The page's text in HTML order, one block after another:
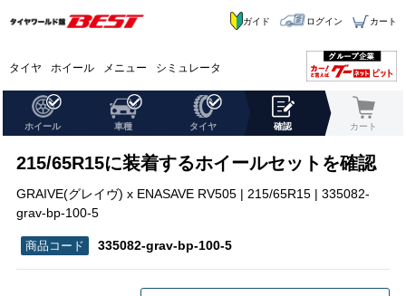
タイヤ ホイール メニュー シミュレータ
ガイド ログイン カート
ホイール 車種 タイヤ 確認 カート
215/65R15に装着するホイールセットを確認
GRAIVE(グレイヴ) x ENASAVE RV505 | 215/65R15 | 335082-
grav-bp-100-5
335082-grav-bp-100-5